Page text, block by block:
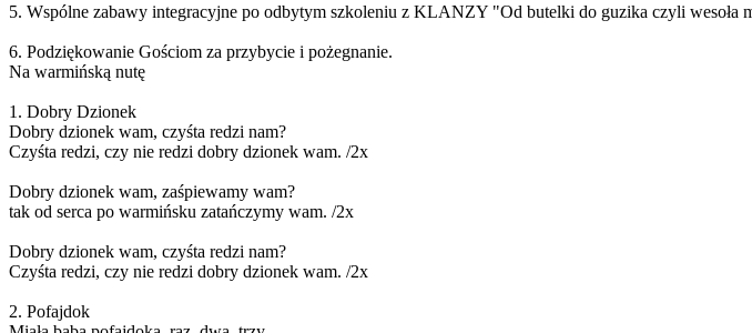
5. Wspólne zabawy integracyjne po odbytym szkoleniu z KLANZY "Od butelki do guzika czyli wesoła
6. Podziękowanie Gościom za przybycie i pożegnanie.
Na warmińską nutę
1. Dobry Dzionek
Dobry dzionek wam, czyśta redzi nam?
Czyśta redzi, czy nie redzi dobry dzionek wam. /2x
Dobry dzionek wam, zaśpiewamy wam?
tak od serca po warmińsku zatańczymy wam. /2x
Dobry dzionek wam, czyśta redzi nam?
Czyśta redzi, czy nie redzi dobry dzionek wam. /2x
2. Pofajdok